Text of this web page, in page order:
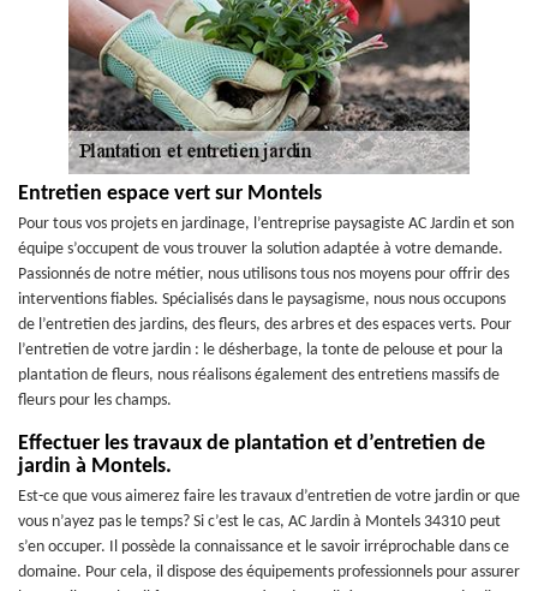
Entretien espace vert sur Montels
Pour tous vos projets en jardinage, l’entreprise paysagiste AC Jardin et son
équipe s’occupent de vous trouver la solution adaptée à votre demande.
Passionnés de notre métier, nous utilisons tous nos moyens pour offrir des
interventions fiables. Spécialisés dans le paysagisme, nous nous occupons
de l’entretien des jardins, des fleurs, des arbres et des espaces verts. Pour
l’entretien de votre jardin : le désherbage, la tonte de pelouse et pour la
plantation de fleurs, nous réalisons également des entretiens massifs de
fleurs pour les champs.
Effectuer les travaux de plantation et d’entretien de
jardin à Montels.
Est-ce que vous aimerez faire les travaux d’entretien de votre jardin or que
vous n’ayez pas le temps? Si c’est le cas, AC Jardin à Montels 34310 peut
s’en occuper. Il possède la connaissance et le savoir irréprochable dans ce
domaine. Pour cela, il dispose des équipements professionnels pour assurer